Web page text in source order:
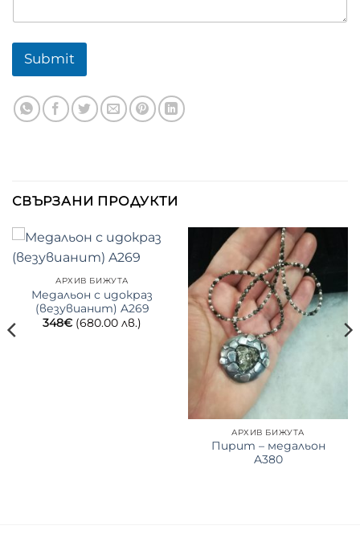
Submit
СВЪРЗАНИ ПРОДУКТИ
АРХИВ БИЖУТА
Медальон с идокраз
(везувианит) A269
348€ (680.00 лв.)
АРХИВ БИЖУТА
Пирит – медальон
A380